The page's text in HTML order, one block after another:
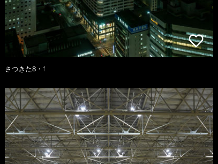
さつきた8・1